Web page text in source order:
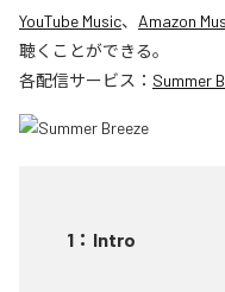
YouTube Music、 Amazon
聴くことができる。
各配信サービス： Summer
1 ： Intro